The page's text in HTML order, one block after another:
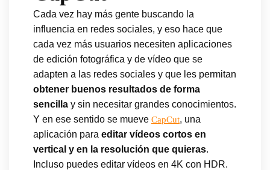
Cada vez hay más gente buscando la
influencia en redes sociales, y eso hace que
cada vez más usuarios necesiten aplicaciones
de edición fotográfica y de vídeo que se
adapten a las redes sociales y que les permitan
obtener buenos resultados de forma
sencilla y sin necesitar grandes conocimientos.
Y en ese sentido se mueve CapCut, una
aplicación para editar vídeos cortos en
vertical y en la resolución que quieras.
Incluso puedes editar vídeos en 4K con HDR.